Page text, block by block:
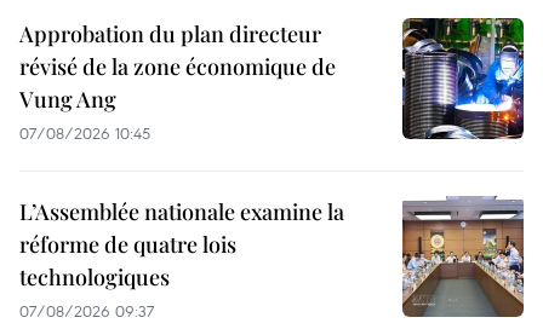
Approbation du plan directeur
révisé de la zone économique de
Vung Ang
07/08/2026 10:45
L’Assemblée nationale examine la
réforme de quatre lois
technologiques
07/08/2026 09:37